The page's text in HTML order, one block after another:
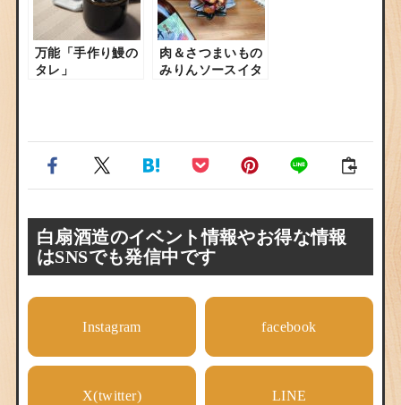
万能「手作り鰻の
タレ」
肉＆さつまいもの
みりんソースイタ
白扇酒造のイベント情報やお得な情報
はSNSでも発信中です
Instagram facebook
X(twitter) LINE